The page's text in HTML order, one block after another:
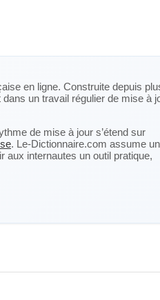
en ligne. Construite depuis
dans un travail régulier de mise à
de mise à jour s’étend sur
. Le-Dictionnaire.com assume
aux internautes un outil pratique,